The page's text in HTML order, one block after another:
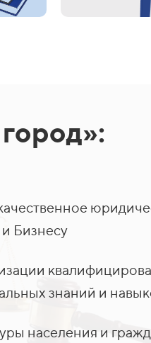
Бизнесу
знаний и
населения и